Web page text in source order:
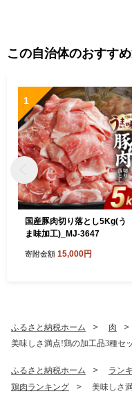
この自治体のおすす
1
国産豚肉切り落とし5Kg(う
ま味加工)_MJ-3647
寄附金額 15,000円
ふるさと納税ホーム 肉
美味しさ満点!鶏の加工品3種セ
ふるさと納税ホーム ラン
鶏肉ランキング
美味しさ